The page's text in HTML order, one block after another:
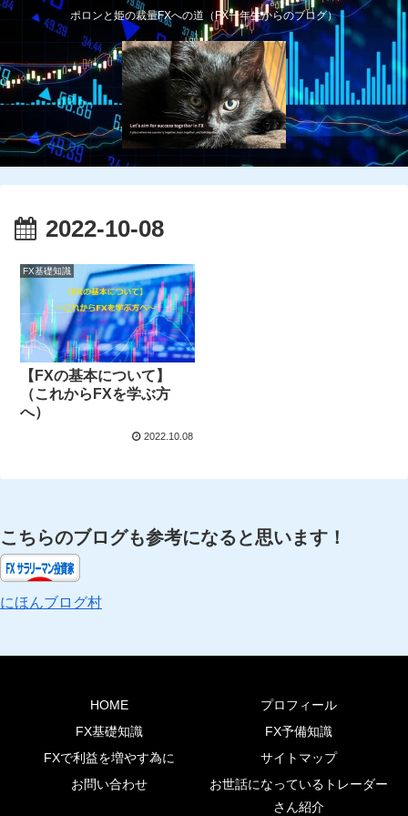
ポロンと姫の裁量FXへの道（FX一年生からのブログ）
2022-10-08
FX基礎知識
【FXの基本について】
（これからFXを学ぶ方
へ）
2022.10.08
こちらのブログも参考になると思います！
にほんブログ村
HOME
プロフィール
FX基礎知識
FX予備知識
FXで利益を増やす為に
サイトマップ
お問い合わせ
お世話になっているトレーダー
さん紹介